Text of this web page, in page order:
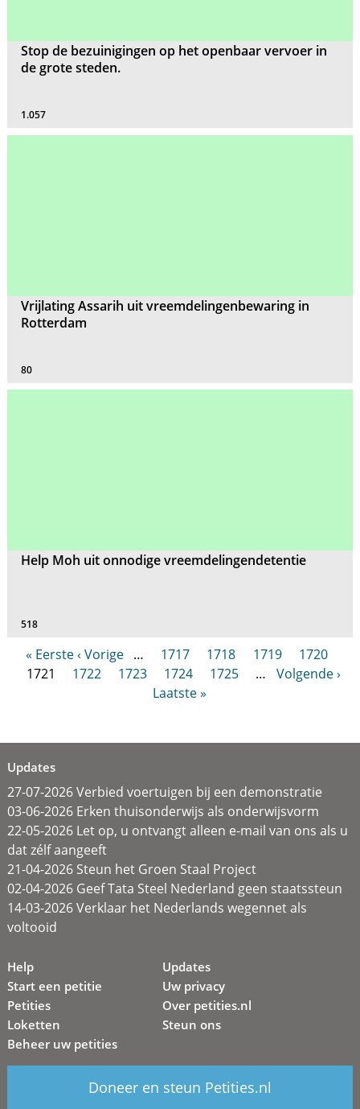
Stop de bezuinigingen op het openbaar vervoer in
de grote steden.
1.057
Vrijlating Assarih uit vreemdelingenbewaring in
Rotterdam
80
Help Moh uit onnodige vreemdelingendetentie
518
« Eerste ‹ Vorige … 1717 1718 1719
1720
1721
1722 1723 1724 1725 …
Volgende ›
Laatste »
Updates
27-07-2026 Verbied voertuigen bij een demonstratie
03-06-2026 Erken thuisonderwijs als onderwijsvorm
22-05-2026 Let op, u ontvangt alleen e-mail van ons als u
dat zélf aangeeft
21-04-2026 Steun het Groen Staal Project
02-04-2026 Geef Tata Steel Nederland geen staatssteun
14-03-2026 Verklaar het Nederlands wegennet als
voltooid
Help
Start een petitie
Petities
Loketten
Beheer uw petities
Updates
Uw privacy
Over petities.nl
Steun ons
Doneer en steun Petities.nl